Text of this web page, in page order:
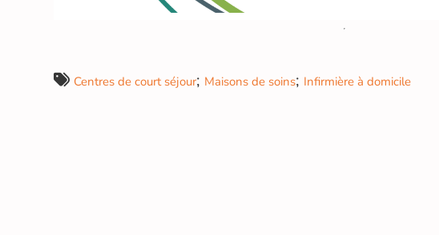
Centres de court séjour; Maisons de soins; Infirmière à domicile